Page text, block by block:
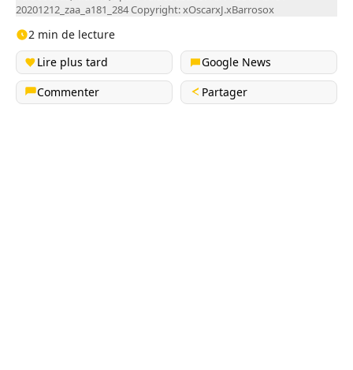
20201212_zaa_a181_284 Copyright: xOscarxJ.xBarrosox
2 min de lecture
Lire plus tard
Google News
Commenter
Partager